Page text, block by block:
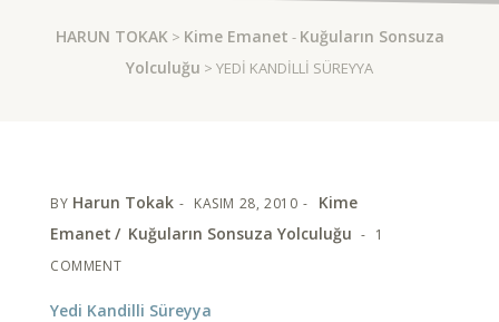
HARUN TOKAK > Kime Emanet - Kuğuların Sonsuza
Yolculuğu > YEDI KANDILLI SÜREYYA
BY Harun Tokak KASIM 28, 2010
Kime
Emanet
Kuğuların Sonsuza Yolculuğu
1
COMMENT
Yedi Kandilli Süreyya